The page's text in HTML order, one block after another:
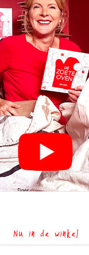
Nu in de winkel